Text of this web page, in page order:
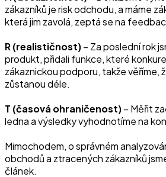
zákazníků je risk odchodu, a máme
která jim zavolá, zeptá se na
R (realističnost)– Za poslední rok
produkt, přidali funkce, které
zákaznickou podporu, takže věříme,
zůstanou déle.
T (časová ohraničenost)– Měřit
ledna a výsledky vyhodnotíme na
Mimochodem, o správném
obchodů a ztracených zákazníků
článek.